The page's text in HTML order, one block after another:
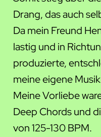
Drang, das auch
Da mein Freund
lastig und in
produzierte,
meine eigene
Meine Vorliebe
Deep Chords und
von 125-130 BPM.